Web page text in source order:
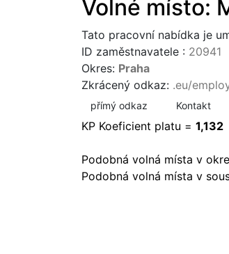
Volné místo:
Tato pracovní nabídka je
ID zaměstnavatele : 20941
Okres: Praha
Zkrácený odkaz: .eu/
přímý odkaz Kontakt
KP Koeficient platu = 1,132
Podobná volná místa v
Podobná volná místa v